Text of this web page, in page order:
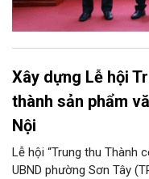
Xây dựng Lễ hội
thành sản phẩm
Nội
Lễ hội “Trung thu Thành
UBND phường Sơn Tây